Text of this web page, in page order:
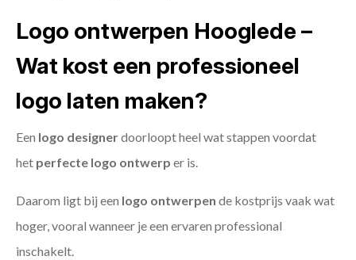
Logo ontwerpen Hooglede –
Wat kost een professioneel
logo laten maken?
Een logo designerdoorloopt heel wat stappen voordat
het perfecte logo ontwerp er is.
Daarom ligt bij een logo ontwerpen de kostprijs vaak wat
hoger, vooral wanneer je een ervaren professional
inschakelt.